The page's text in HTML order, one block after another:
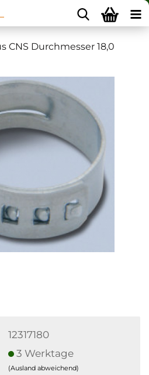
CNS Durchmesser 18,0
12317180
3 Werktage
(Ausland abweichend)